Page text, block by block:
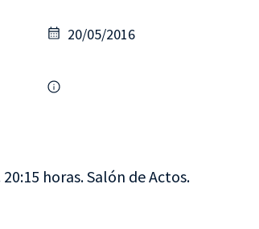
20/05/2016
20:15 horas. Salón de Actos.